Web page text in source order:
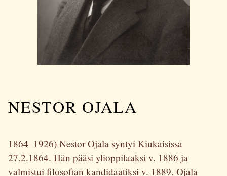
NESTOR OJALA
1864–1926) Nestor Ojala syntyi Kiukaisissa
27.2.1864. Hän pääsi ylioppilaaksi v. 1886 ja
valmistui filosofian kandidaatiksi v. 1889. Ojala